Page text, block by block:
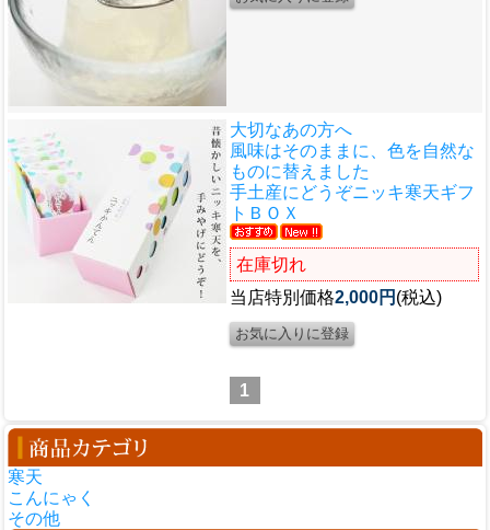
大切なあの方へ
風味はそのままに、色を自然な
ものに替えました
手土産にどうぞニッキ寒天ギフ
トＢＯＸ
在庫切れ
当店特別価格2,000円 (税込)
1
寒天
こんにゃく
その他